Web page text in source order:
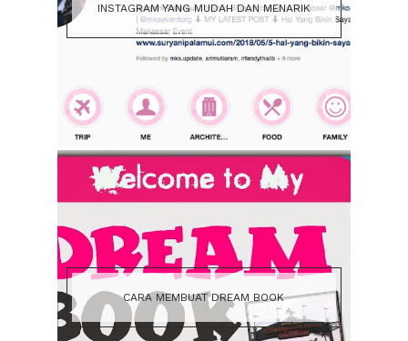
INSTAGRAM YANG MUDAH DAN MENARIK
CARA MEMBUAT DREAM BOOK